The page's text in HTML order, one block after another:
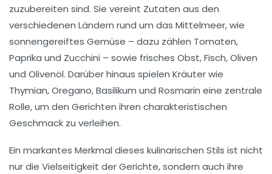
zuzubereiten sind. Sie vereint Zutaten aus den
verschiedenen Ländern rund um das Mittelmeer, wie
sonnengereiftes Gemüse – dazu zählen Tomaten,
Paprika und Zucchini – sowie frisches Obst,Fisch,Oliven
und Olivenöl. Darüber hinaus spielen Kräuterwie
Thymian,Oregano,Basilikum und Rosmarin eine zentrale
Rolle, um den Gerichten ihren charakteristischen
Geschmack zu verleihen.
Ein markantes Merkmal dieses kulinarischen Stils ist nicht
nur die Vielseitigkeit der Gerichte, sondern auch ihre